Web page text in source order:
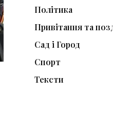
Політика
Привітання та
Сад і Город
Спорт
Тексти